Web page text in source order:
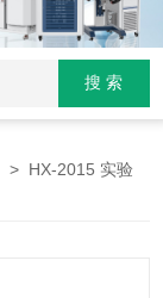
> HX-2015 实验